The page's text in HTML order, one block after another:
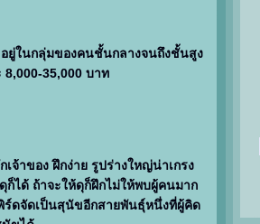
ยู่ในกลุ่มของคนชั้นกลางจนถึงชั้นสูง
8,000-35,000 บาท
าของ ฝึกง่าย รูปร่างใหญ่น่าเกรง
ได้ ถ้าจะให้ดุก็ฝึกไม่ให้พบผู้คนมาก
ร์ดจัดเป็นสุนัขอีกสายพันธุ์หนึ่งที่ผู้คิด